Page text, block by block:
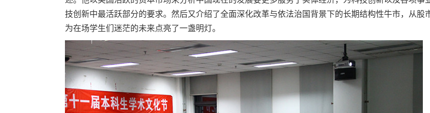
技创新中最活跃部分的要求。然后又介绍了全面深化改革与依法治国背景下的长期结构性牛市，从股
为在场学生们迷茫的未来点亮了一盏明灯。